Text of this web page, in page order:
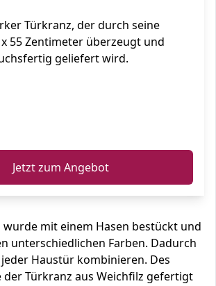
Türkranz, der durch seine
55 Zentimeter überzeugt und
geliefert wird.
Jetzt zum Angebot
wurde mit einem Hasen bestückt und
unterschiedlichen Farben. Dadurch
Haustür kombinieren. Des
Türkranz aus Weichfilz gefertigt